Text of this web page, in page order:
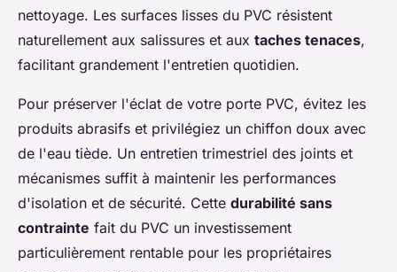
nettoyage. Les surfaces lisses du PVC résistent
naturellement aux salissures et aux taches tenaces,
facilitant grandement l'entretien quotidien.
Pour préserver l'éclat de votre porte PVC, évitez les
produits abrasifs et privilégiez un chiffon doux avec
de l'eau tiède. Un entretien trimestriel des joints et
mécanismes suffit à maintenir les performances
d'isolation et de sécurité. Cette durabilité sans
contrainte fait du PVC un investissement
particulièrement rentable pour les propriétaires